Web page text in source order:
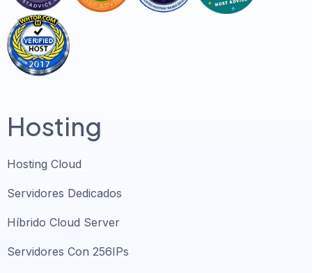
Hosting
Hosting Cloud
Servidores Dedicados
Híbrido Cloud Server
Servidores Con 256IPs